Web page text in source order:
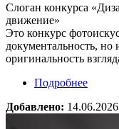
Слоган конкурса
движение»
Это конкурс
документальность, но
оригинальность
Подробнее
Добавлено: